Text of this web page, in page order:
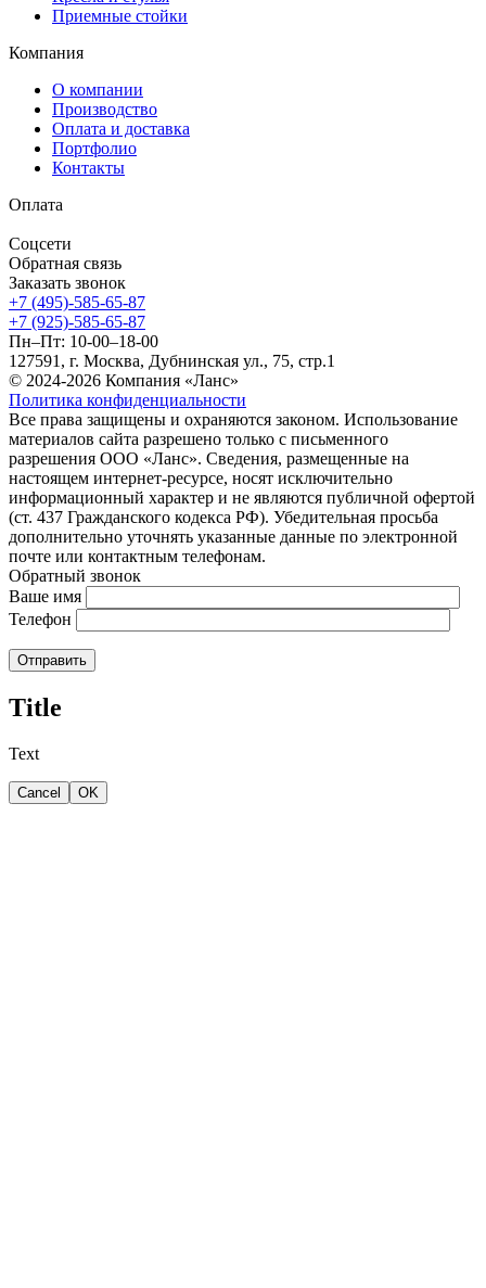
Приемные стойки
Компания
О компании
Производство
Оплата и доставка
Портфолио
Контакты
Оплата
Соцсети
Обратная связь
Заказать звонок
+7 (495)-585-65-87
+7 (925)-585-65-87
Пн–Пт: 10-00–18-00
127591, г. Москва, Дубнинская ул., 75, стр.1
© 2024-2026 Компания «Ланс»
Политика конфиденциальности
Все права защищены и охраняются законом. Использование
материалов сайта разрешено только с письменного
разрешения ООО «Ланс». Сведения, размещенные на
настоящем интернет-ресурсе, носят исключительно
информационный характер и не являются публичной офертой
(ст. 437 Гражданского кодекса РФ). Убедительная просьба
дополнительно уточнять указанные данные по электронной
почте или контактным телефонам.
Обратный звонок
Ваше имя
Телефон
Отправить
Title
Text
Cancel OK